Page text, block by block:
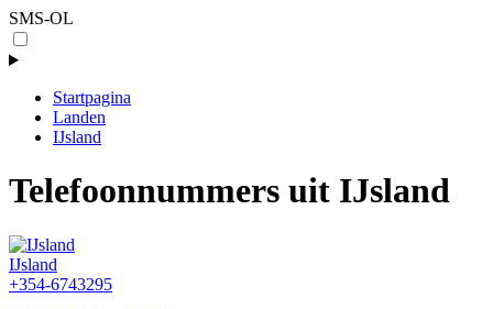
SMS-OL
Startpagina
Landen
IJsland
Telefoonnummers uit IJsland
IJsland
+354-6743295